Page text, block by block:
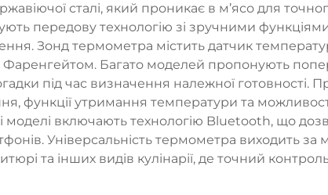
сталі, який проникає в м’ясо для
передову технологію зі зручними
Зонд термометра містить датчик
Фаренгейтом. Багато моделей пропонують
під час визначення належної готовності.
функції утримання температури та
включають технологію Bluetooth, що
Універсальність термометра виходить
та інших видів кулінарії, де точний